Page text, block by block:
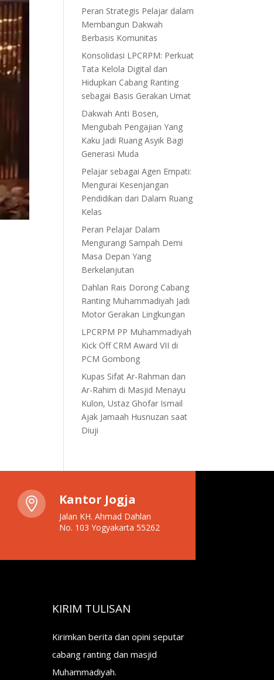
Peran Strategis Pelajar dalam
Membangun Dakwah
Berbasis Komunitas
Konsolidasi LPCRPM: Perkuat
Tata Kelola Digital dan
Hidupkan Cabang Ranting
sebagai Basis Gerakan Umat
Dakwah Anti Bosen,
Mengubah Pengajian Yang
Kaku Jadi Ruang Asyik Bagi
Generasi Muda
Pelajar sebagai Agen Empati:
Mengurai Kesenjangan
Pendidikan dari Dalam Ruang
Kelas
Peran Pelajar Dalam
Mengurangi Sampah Demi
Masa Depan Yang
Berkelanjutan
Dahlan Rais Dorong Cabang
Ranting Muhammadiyah Jadi
Motor Gerakan Lingkungan
LPCRPM PP Muhammadiyah
Kick Off CRM Award VII di
PCM Gombong
Kupas Sifat Ar-Rahman dan
Ar-Rahim di Masjid Menayu
Kulon, Ustaz Ghofar Ismail
Ajak Jamaah Husnuzan saat
Diuji
 Kantor Jogja
Jalan KH. Ahmad Dahlan
No. 103 Yogyakarta 55262
KIRIM TULISAN
Kirimkan berita dan opini seputar
cabang ranting dan masjid
Muhammadiyah.